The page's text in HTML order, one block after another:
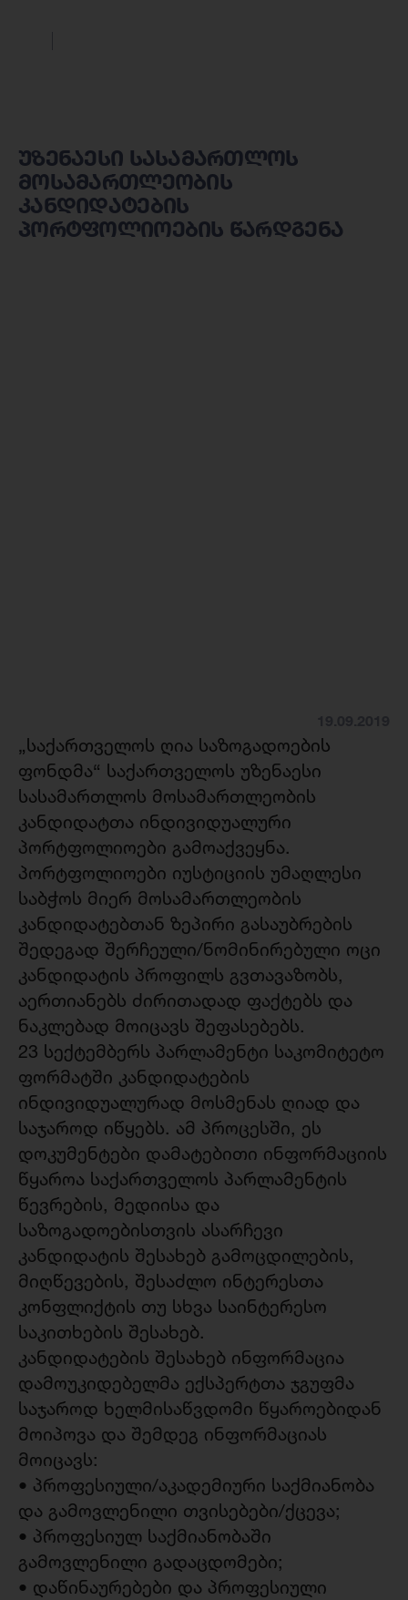
უზენაესი სასამართლოს
მოსამართლეობის
კანდიდატების
პორტფოლიოების წარდგენა
„საქართველოს ღია საზოგადოების
ფონდმა“ საქართველოს უზენაესი
სასამართლოს მოსამართლეობის
კანდიდატთა ინდივიდუალური
პორტფოლიოები გამოაქვეყნა.
პორტფოლიოები იუსტიციის უმაღლესი
საბჭოს მიერ მოსამართლეობის
კანდიდატებთან ზეპირი გასაუბრების
შედეგად შერჩეული/ნომინირებული ოცი
კანდიდატის პროფილს გვთავაზობს,
აერთიანებს ძირითადად ფაქტებს და
ნაკლებად მოიცავს შეფასებებს.
23 სექტემბერს პარლამენტი საკომიტეტო
ფორმატში კანდიდატების
ინდივიდუალურად მოსმენას ღიად და
საჯაროდ იწყებს. ამ პროცესში, ეს
დოკუმენტები დამატებითი ინფორმაციის
წყაროა საქართველოს პარლამენტის
წევრების, მედიისა და
საზოგადოებისთვის ასარჩევი
კანდიდატის შესახებ გამოცდილების,
მიღწევების, შესაძლო ინტერესთა
კონფლიქტის თუ სხვა საინტერესო
საკითხების შესახებ.
კანდიდატების შესახებ ინფორმაცია
დამოუკიდებელმა ექსპერტთა ჯგუფმა
საჯაროდ ხელმისაწვდომი წყაროებიდან
მოიპოვა და შემდეგ ინფორმაციას
მოიცავს:
• პროფესიული/აკადემიური საქმიანობა
და გამოვლენილი თვისებები/ქცევა;
• პროფესიულ საქმიანობაში
გამოვლენილი გადაცდომები;
• დაწინაურებები და პროფესიული